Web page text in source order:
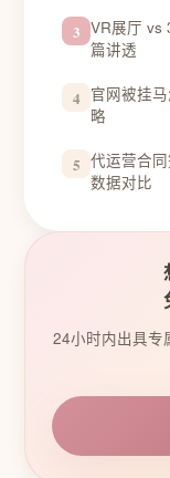
3 VR展厅 vs
篇讲透
4 官网被挂
略
5 代运营合
数据对比
24小时内出具专